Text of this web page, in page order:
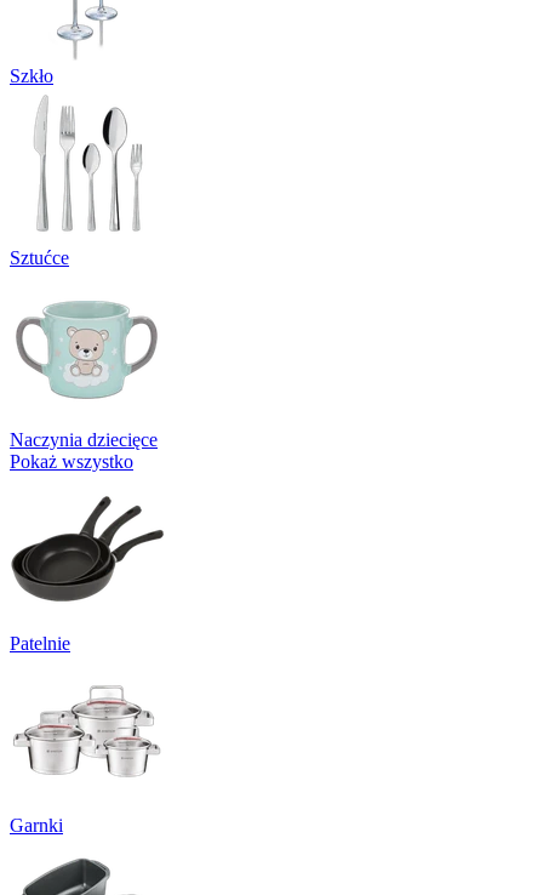
Szkło
Sztućce
Naczynia dziecięce
Pokaż wszystko
Patelnie
Garnki